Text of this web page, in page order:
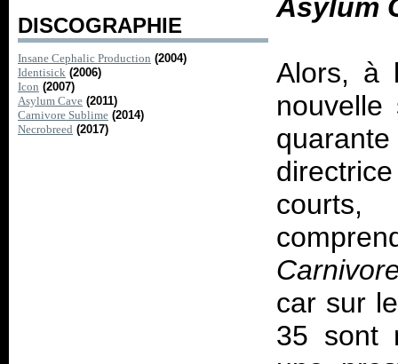
DISCOGRAPHIE
Insane Cephalic Production (2004)
Identisick (2006)
Icon (2007)
Asylum Cave (2011)
Carnivore Sublime (2014)
Necrobreed (2017)
Asylum
Alors, à
car sur
35 sont